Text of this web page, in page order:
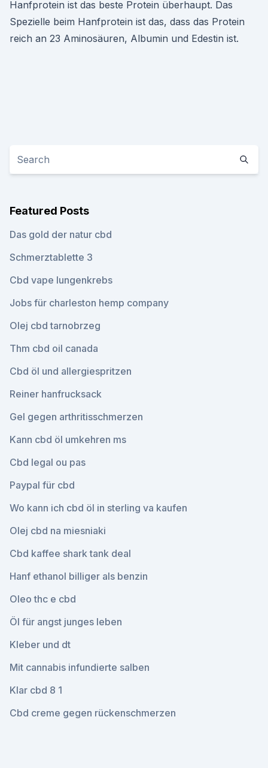
Hanfprotein ist das beste Protein überhaupt. Das
Spezielle beim Hanfprotein ist das, dass das Protein
reich an 23 Aminosäuren, Albumin und Edestin ist.
Featured Posts
Das gold der natur cbd
Schmerztablette 3
Cbd vape lungenkrebs
Jobs für charleston hemp company
Olej cbd tarnobrzeg
Thm cbd oil canada
Cbd öl und allergiespritzen
Reiner hanfrucksack
Gel gegen arthritisschmerzen
Kann cbd öl umkehren ms
Cbd legal ou pas
Paypal für cbd
Wo kann ich cbd öl in sterling va kaufen
Olej cbd na miesniaki
Cbd kaffee shark tank deal
Hanf ethanol billiger als benzin
Oleo thc e cbd
Öl für angst junges leben
Kleber und dt
Mit cannabis infundierte salben
Klar cbd 8 1
Cbd creme gegen rückenschmerzen